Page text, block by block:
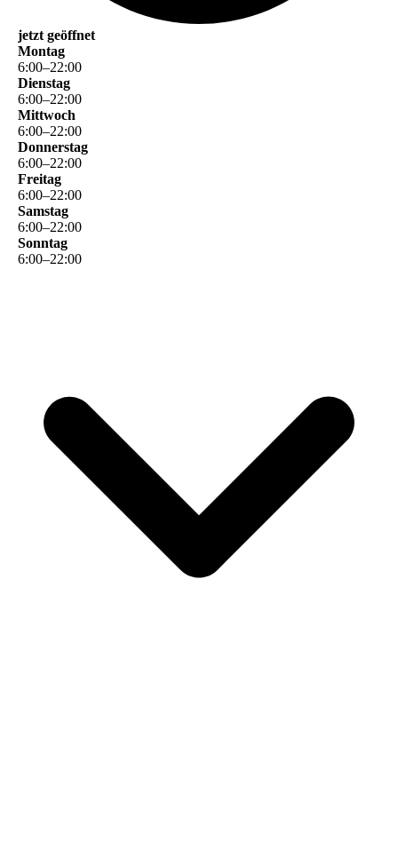
jetzt geöffnet
Montag
6:00–22:00
Dienstag
6:00–22:00
Mittwoch
6:00–22:00
Donnerstag
6:00–22:00
Freitag
6:00–22:00
Samstag
6:00–22:00
Sonntag
6:00–22:00